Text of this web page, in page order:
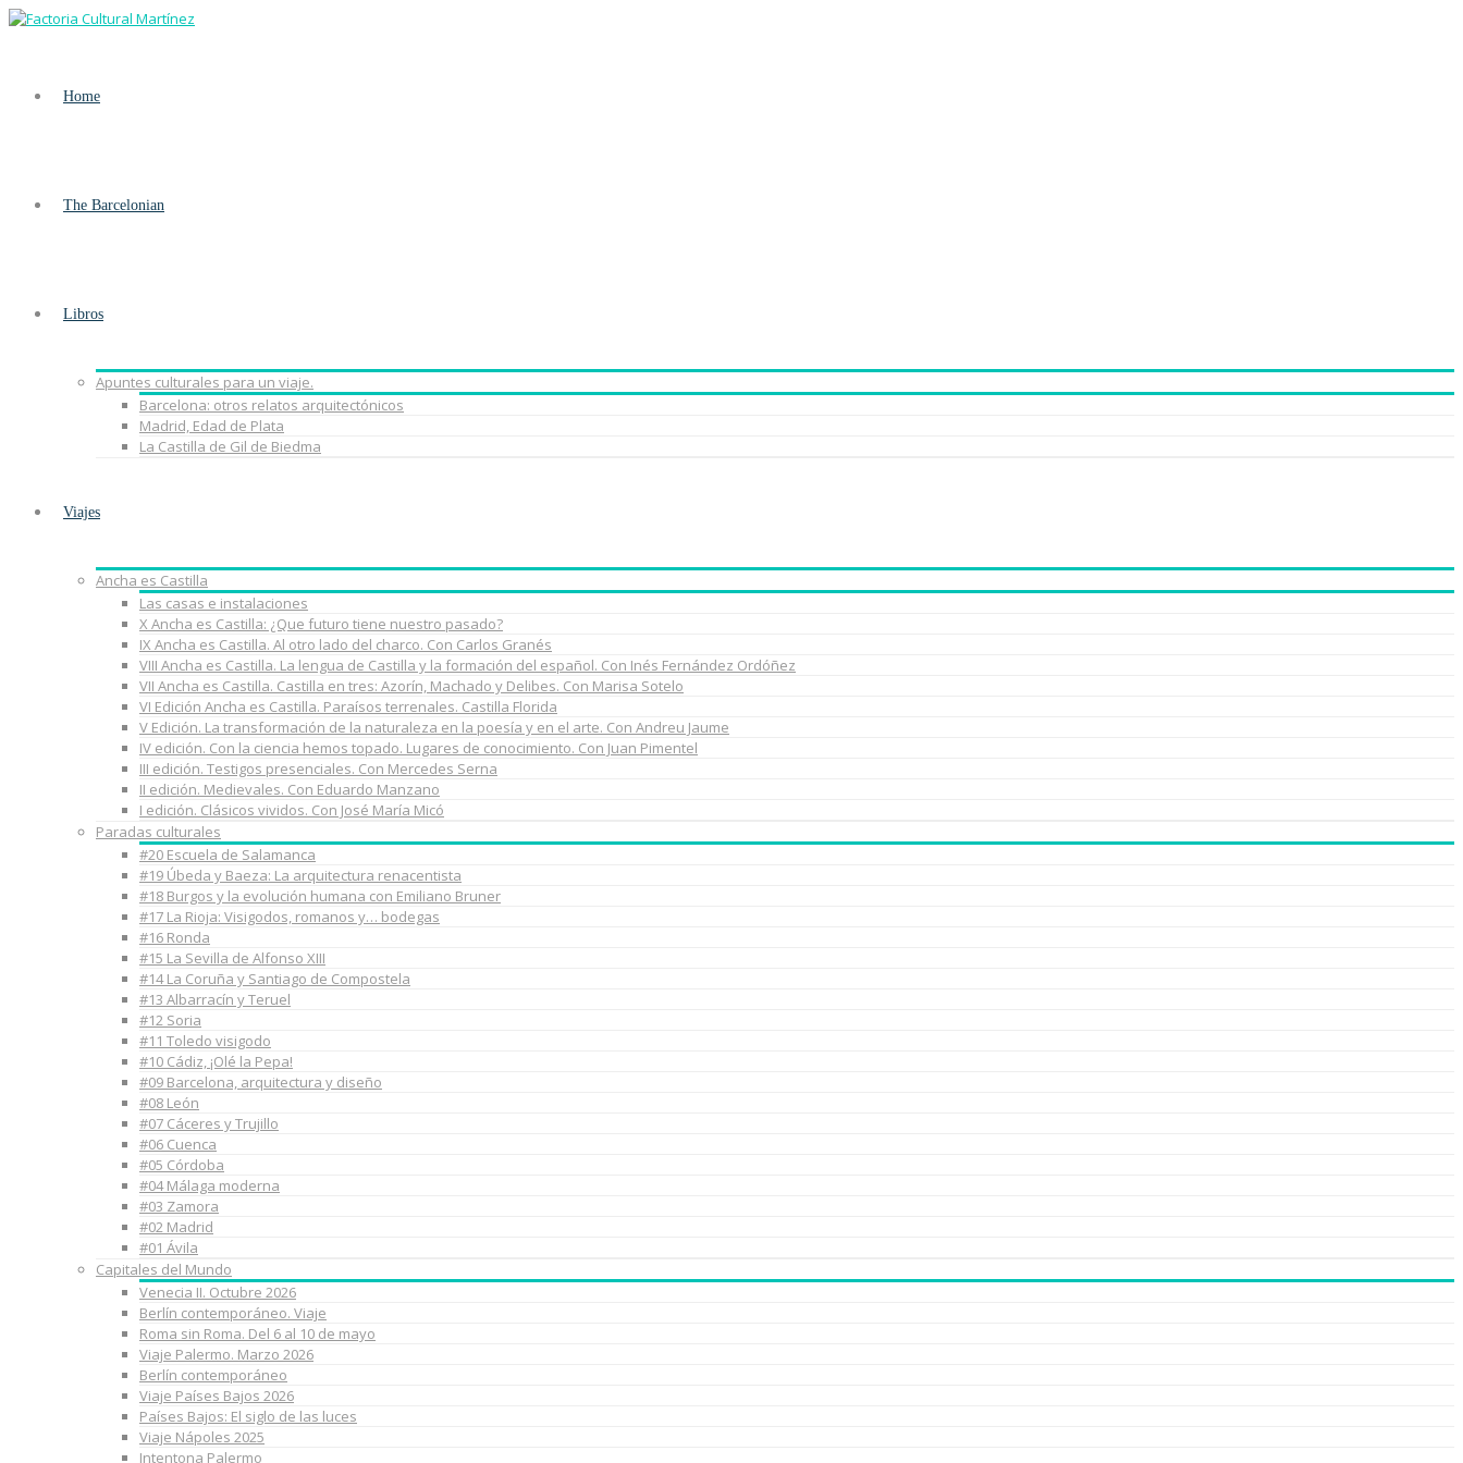
Home
The Barcelonian
Libros
Apuntes culturales para un viaje.
Barcelona: otros relatos arquitectónicos
Madrid, Edad de Plata
La Castilla de Gil de Biedma
Viajes
Ancha es Castilla
Las casas e instalaciones
X Ancha es Castilla: ¿Que futuro tiene nuestro pasado?
IX Ancha es Castilla. Al otro lado del charco. Con Carlos Granés
VIII Ancha es Castilla. La lengua de Castilla y la formación del español. Con Inés Fernández Ordóñez
VII Ancha es Castilla. Castilla en tres: Azorín, Machado y Delibes. Con Marisa Sotelo
VI Edición Ancha es Castilla. Paraísos terrenales. Castilla Florida
V Edición. La transformación de la naturaleza en la poesía y en el arte. Con Andreu Jaume
IV edición. Con la ciencia hemos topado. Lugares de conocimiento. Con Juan Pimentel
III edición. Testigos presenciales. Con Mercedes Serna
II edición. Medievales. Con Eduardo Manzano
I edición. Clásicos vividos. Con José María Micó
Paradas culturales
#20 Escuela de Salamanca
#19 Úbeda y Baeza: La arquitectura renacentista
#18 Burgos y la evolución humana con Emiliano Bruner
#17 La Rioja: Visigodos, romanos y… bodegas
#16 Ronda
#15 La Sevilla de Alfonso XIII
#14 La Coruña y Santiago de Compostela
#13 Albarracín y Teruel
#12 Soria
#11 Toledo visigodo
#10 Cádiz, ¡Olé la Pepa!
#09 Barcelona, arquitectura y diseño
#08 León
#07 Cáceres y Trujillo
#06 Cuenca
#05 Córdoba
#04 Málaga moderna
#03 Zamora
#02 Madrid
#01 Ávila
Capitales del Mundo
Venecia II. Octubre 2026
Berlín contemporáneo. Viaje
Roma sin Roma. Del 6 al 10 de mayo
Viaje Palermo. Marzo 2026
Berlín contemporáneo
Viaje Países Bajos 2026
Países Bajos: El siglo de las luces
Viaje Nápoles 2025
Intentona Palermo